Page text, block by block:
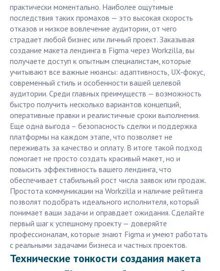
практически моментально. Наиболее ощутимые
последствия таких промахов — это высокая скорость
отказов и низкое вовлечение аудитории, от чего
страдает любой бизнес или личный проект. Заказывая
создание макета лендинга в Figma через Workzilla, вы
получаете доступ к опытным специалистам, которые
учитывают все важные нюансы: адаптивность, UX-фокус,
современный стиль и особенности вашей целевой
аудитории. Среди главных преимуществ — возможность
быстро получить несколько вариантов концепций,
оперативные правки и реалистичные сроки выполнения.
Еще одна выгода – безопасность сделки и поддержка
платформы на каждом этапе, что позволяет не
переживать за качество и оплату. В итоге такой подход
помогает не просто создать красивый макет, но и
повысить эффективность вашего лендинга, что
обеспечивает стабильный рост числа заявок или продаж.
Простота коммуникации на Workzilla и наличие рейтинга
позволят подобрать идеального исполнителя, который
понимает ваши задачи и оправдает ожидания. Сделайте
первый шаг к успешному проекту — доверяйте
профессионалам, которые знают Figma и умеют работать
с реальными задачами бизнеса и частных проектов.
Технические тонкости создания макета